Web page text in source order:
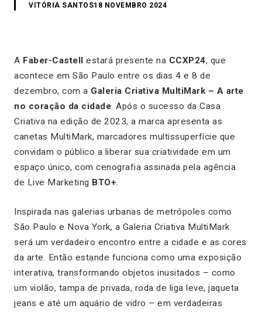
VITÓRIA SANTOS18 NOVEMBRO 2024
A Faber-Castell estará presente na CCXP24, que
acontece em São Paulo entre os dias 4 e 8 de
dezembro, com a Galeria Criativa MultiMark – A arte
no coração da cidade. Após o sucesso da Casa
Criativa na edição de 2023, a marca apresenta as
canetas MultiMark, marcadores multissuperfície que
convidam o público a liberar sua criatividade em um
espaço único, com cenografia assinada pela agência
de Live Marketing BTO+.
Inspirada nas galerias urbanas de metrópoles como
São Paulo e Nova York, a Galeria Criativa MultiMark
será um verdadeiro encontro entre a cidade e as cores
da arte. Então estande funciona como uma exposição
interativa, transformando objetos inusitados – como
um violão, tampa de privada, roda de liga leve, jaqueta
jeans e até um aquário de vidro – em verdadeiras